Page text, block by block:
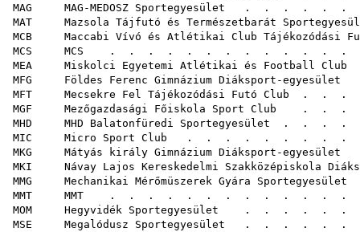
MAG MAG-MEDOSZ Sportegyesület . . . . . .
MAT Mazsola Tájfutó és Természetbarát
MCB Maccabi Vívó és Atlétikai Club Tájékozódási
MCS MCS . . . . . . . . . . .
MEA Miskolci Egyetemi Atlétikai és Football Club
MFG Földes Ferenc Gimnázium Diáksport-egyesület
MFT Mecsekre Fel Tájékozódási Futó Club . . .
MGF Mezőgazdasági Főiskola Sport Club . . . .
MHD MHD Balatonfüredi Sportegyesület . . . . .
MIC Micro Sport Club . . . . . . . . . .
MKG Mátyás király Gimnázium Diáksport-egyesület
MKI Návay Lajos Kereskedelmi Szakközépiskola
MMG Mechanikai Mérőmüszerek Gyára Sportegyesület
MMT MMT . . . . . . . . . . .
MOM Hegyvidék Sportegyesület . . . . . . .
MSE Megalódusz Sportegyesület . . . . . .